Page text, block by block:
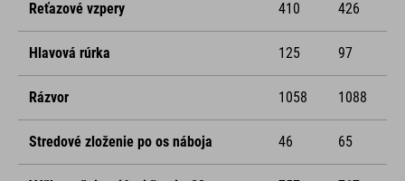
Reťazové vzpery 410 426
Hlavová rúrka 125 97
Rázvor 1058 1088
Stredové zloženie po os náboja 46 65